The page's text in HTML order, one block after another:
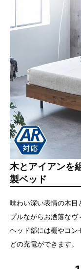
木とアイアンを
製ベッド
味わい深い表情の木目
プルながらお洒落なヴ
ヘッド部には棚やコン
どの充電ができます。